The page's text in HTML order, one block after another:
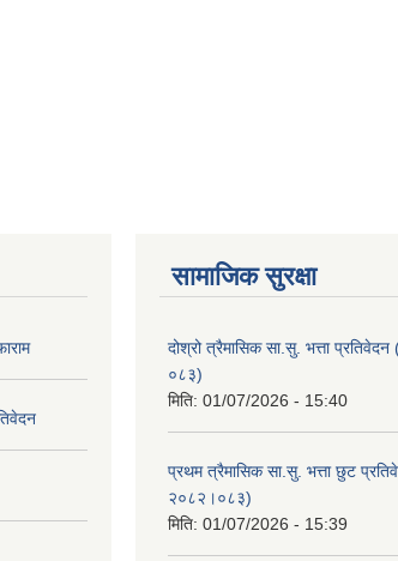
सामाजिक सुरक्षा
दोश्रो त्रैमासिक सा.सु. भत्ता
०८३)
मिति: 01/07/2026 - 15:40
प्रथम त्रैमासिक सा.सु. भत्ता छुट
२०८२।०८३)
मिति: 01/07/2026 - 15:39